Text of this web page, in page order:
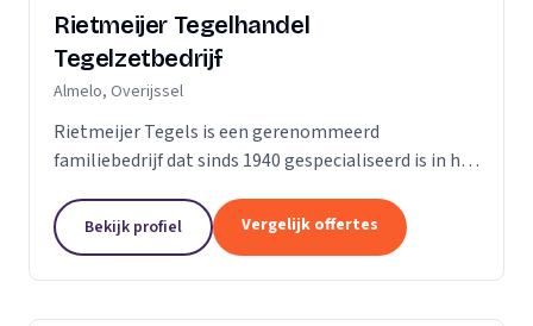
Rietmeijer Tegelhandel
Tegelzetbedrijf
Almelo, Overijssel
Rietmeijer Tegels is een gerenommeerd
familiebedrijf dat sinds 1940 gespecialiseerd is in het
Met een rijke geschiedenis en een passie voor...
Bekijk profiel Vergelijk offertes